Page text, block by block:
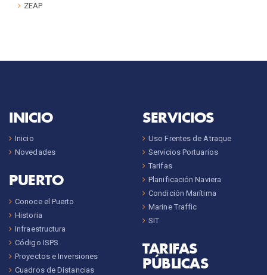
ZEAP
INICIO
Inicio
Novedades
PUERTO
Conoce el Puerto
Historia
Infraestructura
Código ISPS
Proyectos e Inversiones
Cuadros de Distancias
SERVICIOS
Uso Frentes de Atraque
Servicios Portuarios
Tarifas
Planificación Naviera
Condición Marítima
Marine Traffic
SIT
TARIFAS
PÚBLICAS